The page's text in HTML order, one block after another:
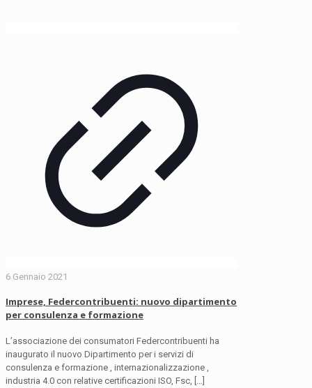
6 Gennaio 2021
Imprese, Federcontribuenti: nuovo dipartimento
per consulenza e formazione
L’associazione dei consumatori Federcontribuenti ha
inaugurato il nuovo Dipartimento per i servizi di
consulenza e formazione , internazionalizzazione ,
industria 4.0 con relative certificazioni ISO, Fsc, […]